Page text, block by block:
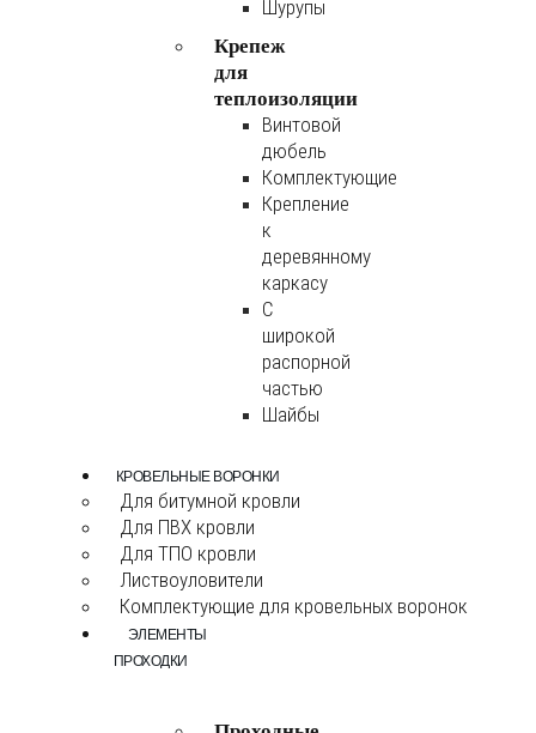
Шурупы
Крепеж
для
теплоизоляции
Винтовой
дюбель
Комплектующие
Крепление
к
деревянному
каркасу
С
широкой
распорной
частью
Шайбы
КРОВЕЛЬНЫЕ ВОРОНКИ
Для битумной кровли
Для ПВХ кровли
Для ТПО кровли
Листвоуловители
Комплектующие для кровельных воронок
ЭЛЕМЕНТЫ
ПРОХОДКИ